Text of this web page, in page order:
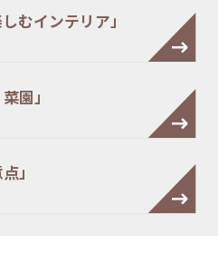
むインテリア」
園」
」